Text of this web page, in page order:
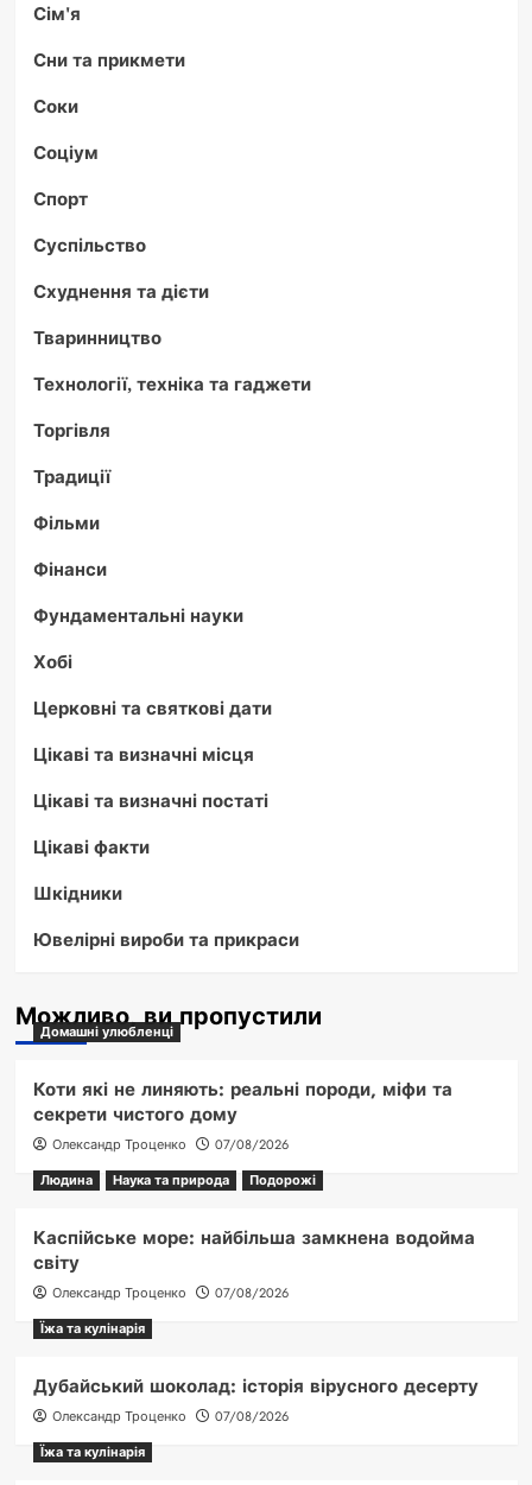
Сім'я
Сни та прикмети
Соки
Соціум
Спорт
Суспільство
Схуднення та дієти
Тваринництво
Технології, техніка та гаджети
Торгівля
Традиції
Фільми
Фінанси
Фундаментальні науки
Хобі
Церковні та святкові дати
Цікаві та визначні місця
Цікаві та визначні постаті
Цікаві факти
Шкідники
Ювелірні вироби та прикраси
Можливо, ви пропустили
Домашні улюбленці
Коти які не линяють: реальні породи, міфи та
секрети чистого дому
Олександр Троценко
07/08/2026
Людина
Наука та природа Подорожі
Каспійське море: найбільша замкнена водойма
світу
Олександр Троценко
07/08/2026
Їжа та кулінарія
Дубайський шоколад: історія вірусного десерту
Олександр Троценко
07/08/2026
Їжа та кулінарія